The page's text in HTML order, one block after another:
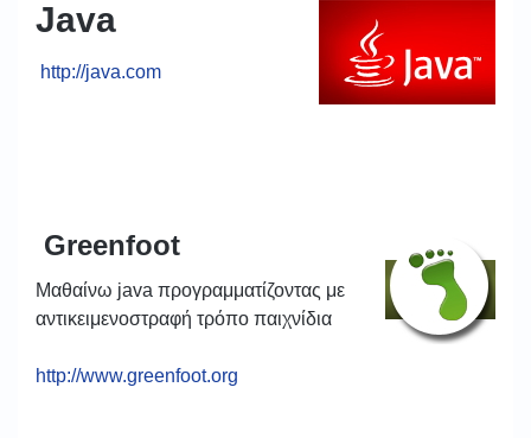
Java
http://java.com
Greenfoot
Μαθαίνω java προγραμματίζοντας με
αντικειμενοστραφή τρόπο παιχνίδια
http://www.greenfoot.org